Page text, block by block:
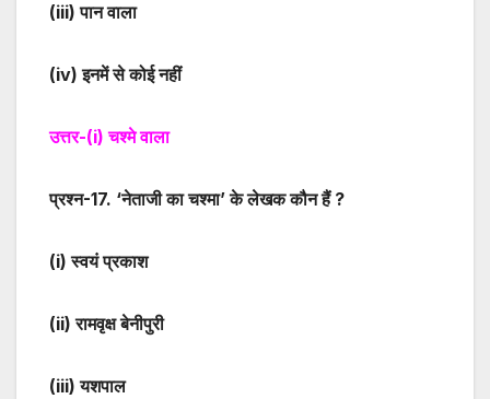
(iii) पान वाला
(iv) इनमें से कोई नहीं
उत्तर-(i) चश्मे वाला
प्रश्न-17. ‘नेताजी का चश्मा’ के लेखक कौन हैं ?
(i) स्वयं प्रकाश
(ii) रामवृक्ष बेनीपुरी
(iii) यशपाल